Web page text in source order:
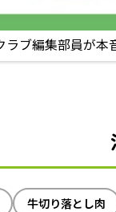
ラブ編集部員が本
牛切り落とし肉